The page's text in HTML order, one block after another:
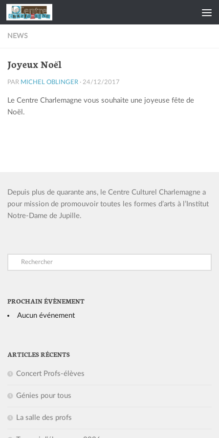
Skip to content
NEWS
Joyeux Noël
PAR MICHEL OBLINGER · 24/12/2017
Le Centre Charlemagne vous souhaite une joyeuse fête de
Noël.
Depuis plus de quarante ans, le Centre Culturel Charlemagne a
pour mission de promouvoir toutes les formes d’arts à l’Institut
Notre-Dame de Jupille.
PROCHAIN ÉVÈNEMENT
Aucun événement
ARTICLES RÉCENTS
Concert Profs-élèves
Génies pour tous
La salle des profs